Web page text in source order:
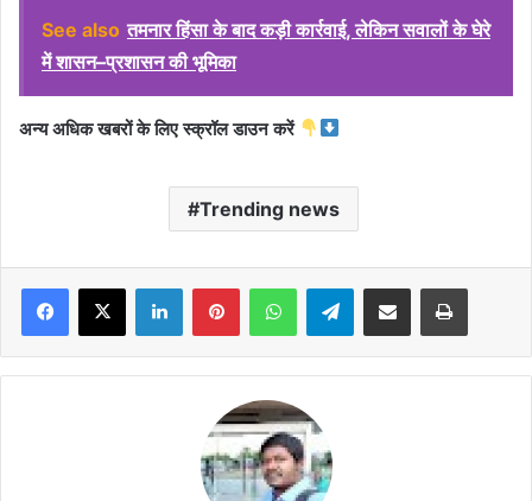
See also तमनार हिंसा के बाद कड़ी कार्रवाई, लेकिन सवालों के घेरे
में शासन–प्रशासन की भूमिका
अन्य अधिक खबरों के लिए स्क्रॉल डाउन करें
Trending news
Facebook
X LinkedInPinterestWhatsAppTelegramShare via Email Print